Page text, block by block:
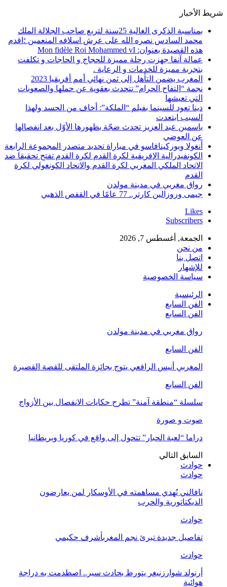
شريط الأخبار
بمناسبة الذكرى الغالية 25سنة لتربع صاحب الجلالة الملك
محمد السادس نصره الله على عرش اسلافه المنعمين ؛اقدم
هذه القصيدة بعنوان: Mon fidèle Roi Mohammed vI
عمالة آنفا جهزت رحلة مميزة للحجاج و الحاجات و تكلفت
بتجربة مميزة للخدمات و الرعاية .
المغرب يضمن التأهل إلى ثمن نهائي أمم أفريقيا 2023
نجمة “التفاح الحرام” تتحدث بعقوية عن حملها والصعوبات
التي تعيشها
دينا تعود للسينما بفيلم “الملكة”: أخاف من الحسد ولهذا
السبب ابتعدت
ياسمين عبد العزيز تحدث ضجّة بظهورها الأوّل بعد انفصالها
عن العوضي
أنغولا وبوركينافاسو في مباراة تحديد متصدر المجموعة الرابعة
الكونفيدرالية الإفريقية لكرة القدم لكرة القدم تفتح تحقيقا ضد
الاتحاد الملكي المغربي لكرة القدم والاتحاد الكونغولي لكرة
القدم
رواق مغربي في مدينة مولدن
جيمى وروزالين كارتر.. 77 عامًا في القفص الذهبي
Likes
Subscribers
الجمعة, أغسطس 7, 2026
من نحن
اتصل بنا
للإشهار
سياسة الخصوصية
الرئيسية
الفن السابع
الفن السابع
رواق مغربي في مدينة مولدن
الفن السابع
المغربي أنيس الرافعي يتوج بجائزة الملتقى للقصة القصيرة
الفن السابع
سلسلة “منطقة آمنة” تطرح حكايات الانفصال بين الأزواج
صوت و صورة
دراما “لعبة الحبار” تتحول إلى واقع في كوريا وبريطانيا
السابق التالي
حوادث
حوادث
نافالني يُهدي مساهمته في الأوسكار لمن يعارضون
الديكتاتورية والحرب
حوادث
تفاصيل جديدة تبرئ نجم المغربأشرف حكيمي
حوادث
أرنولد شوارزنيغر يتورط بحادث سير.. اصطدمت به دراجة
هوائية